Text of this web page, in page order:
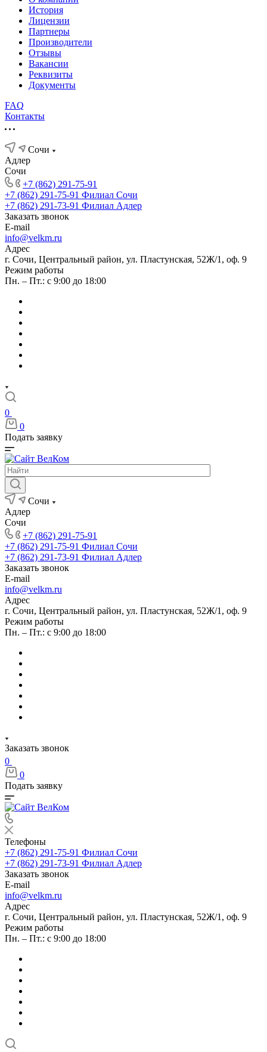
История
Лицензии
Партнеры
Производители
Отзывы
Вакансии
Реквизиты
Документы
FAQ
Контакты
Сочи
Адлер
Сочи
+7 (862) 291-75-91
+7 (862) 291-75-91 Филиал Сочи
+7 (862) 291-73-91 Филиал Адлер
Заказать звонок
E-mail
info@velkm.ru
Адрес
г. Сочи, Центральный район, ул. Пластунская, 52Ж/1, оф. 9
Режим работы
Пн. – Пт.: с 9:00 до 18:00
0
0
Подать заявку
Сочи
Адлер
Сочи
+7 (862) 291-75-91
+7 (862) 291-75-91 Филиал Сочи
+7 (862) 291-73-91 Филиал Адлер
Заказать звонок
E-mail
info@velkm.ru
Адрес
г. Сочи, Центральный район, ул. Пластунская, 52Ж/1, оф. 9
Режим работы
Пн. – Пт.: с 9:00 до 18:00
Заказать звонок
0
0
Подать заявку
Телефоны
+7 (862) 291-75-91 Филиал Сочи
+7 (862) 291-73-91 Филиал Адлер
Заказать звонок
E-mail
info@velkm.ru
Адрес
г. Сочи, Центральный район, ул. Пластунская, 52Ж/1, оф. 9
Режим работы
Пн. – Пт.: с 9:00 до 18:00